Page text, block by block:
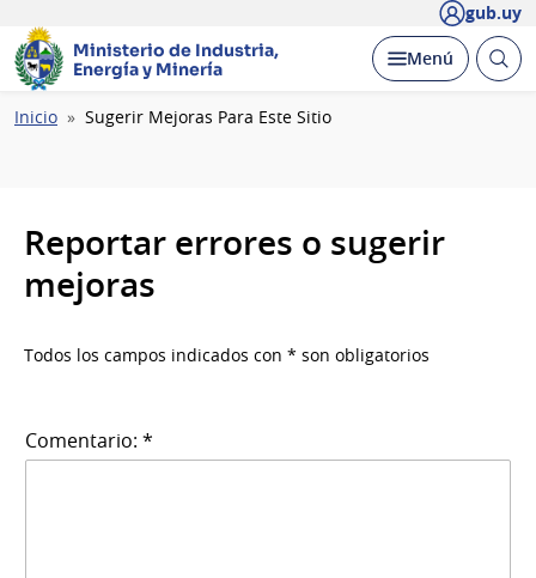
gub.uy
Ministerio de Industria,
Energía y Minería
Desplegar
Menú Abrir
Ruta
Inicio Sugerir Mejoras Para Este Sitio
Reportar errores o sugerir
mejoras
Todos los campos indicados con * son obligatorios
Comentario: *